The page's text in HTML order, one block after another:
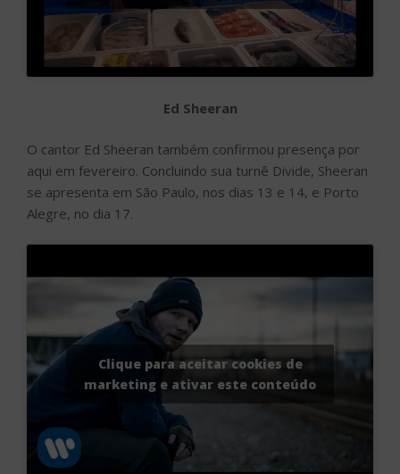
Ed Sheeran
O cantor Ed Sheeran também confirmou presença por
aqui em fevereiro. Concluindo sua turnê Divide, Sheeran
se apresenta em São Paulo, nos dias 13 e 14, e Porto
Alegre, no dia 17.
Clique para aceitar cookies de
marketing e ativar este conteúdo